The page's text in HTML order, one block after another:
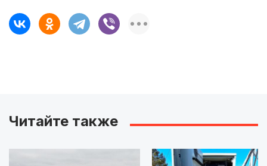
Читайте также